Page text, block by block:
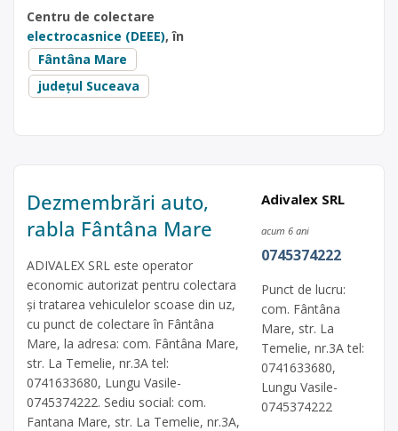
Centru de colectare
electrocasnice (DEEE), în
Fântâna Mare
județul Suceava
Dezmembrări auto,
rabla Fântâna Mare
ADIVALEX SRL este operator
economic autorizat pentru colectara
și tratarea vehiculelor scoase din uz,
cu punct de colectare în Fântâna
Mare, la adresa: com. Fântâna Mare,
str. La Temelie, nr.3A tel:
0741633680, Lungu Vasile-
0745374222. Sediu social: com.
Fantana Mare, str. La Temelie, nr.3A,
Adivalex SRL
acum 6 ani
0745374222
Punct de lucru:
com. Fântâna
Mare, str. La
Temelie, nr.3A tel:
0741633680,
Lungu Vasile-
0745374222